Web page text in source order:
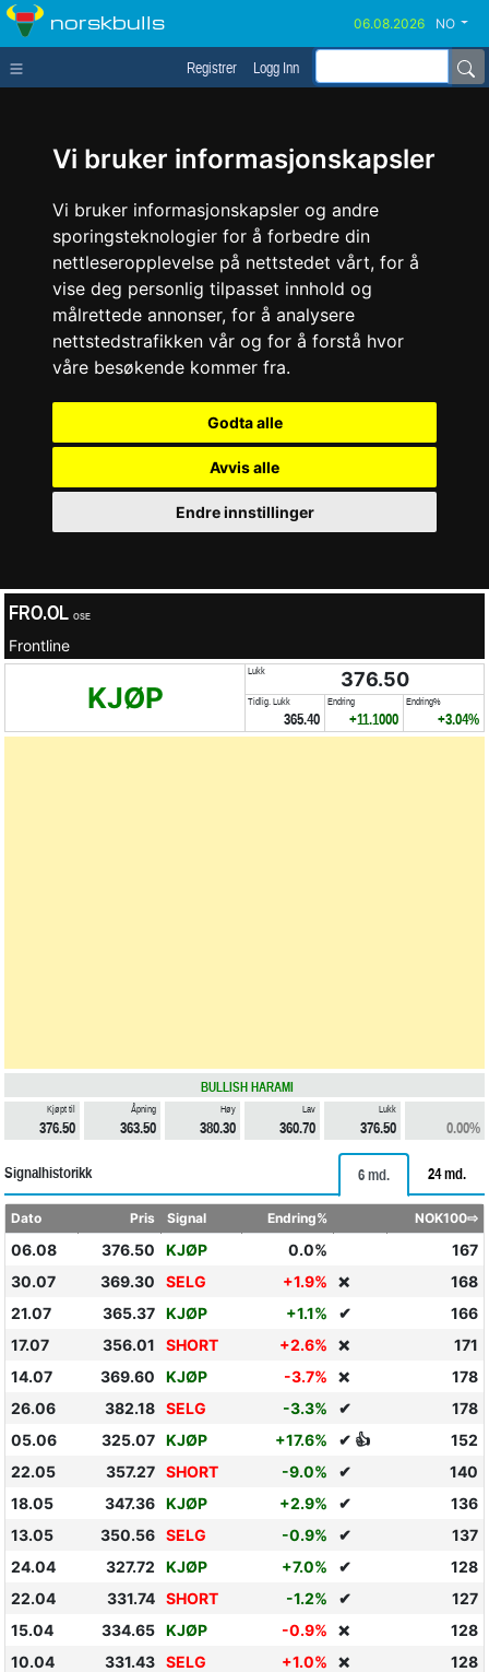
Vi bruker informasjonskapsler
Vi bruker informasjonskapsler og andre
sporingsteknologier for å forbedre din
nettleseropplevelse på nettstedet vårt, for å
vise deg personlig tilpasset innhold og
målrettede annonser, for å analysere
nettstedstrafikken vår og for å forstå hvor
våre besøkende kommer fra.
Godta alle
Avvis alle
Endre innstillinger
norskbulls NO
Registrer Logg Inn
FRO.OL OSE
Frontline
KJØP
Lukk 376.50
Tidlig. Lukk
365.40
Endring
+11.1000
Endring%
+3.04%
BULLISH HARAMI
Kjøpt til
376.50
Åpning
363.50
Høy
380.30
Lav
360.70
Lukk
376.50 0.00%
Signalhistorikk 6 md. 24 md.
Dato Pris Signal Endring% NOK100⇨
06.08 376.50 KJØP 0.0%
167
30.07
369.30 SELG +1.9% ❌
168
21.07
365.37 KJØP +1.1% ✔
166
17.07
356.01 SHORT +2.6% ❌
171
14.07
369.60 KJØP -3.7% ❌
178
26.06
382.18 SELG -3.3% ✔
178
05.06
325.07 KJØP +17.6% ✔ 👍
152
22.05
357.27 SHORT -9.0% ✔
140
18.05
347.36 KJØP +2.9% ✔
136
13.05
350.56 SELG -0.9% ✔
137
24.04
327.72 KJØP +7.0% ✔
128
22.04
331.74 SHORT -1.2% ✔
127
15.04
334.65 KJØP -0.9% ❌
128
10.04
331.43 SELG +1.0% ❌
128